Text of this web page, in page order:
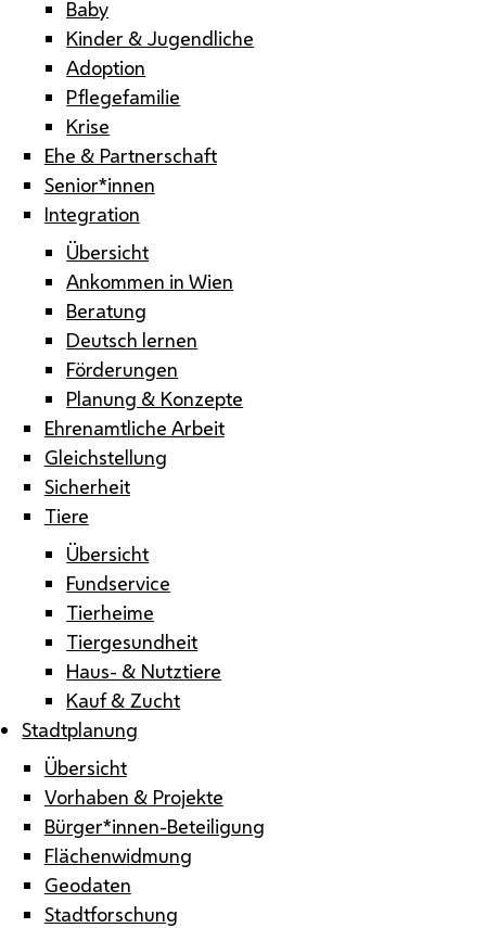
Baby
Kinder & Jugendliche
Adoption
Pflegefamilie
Krise
Ehe & Partnerschaft
Senior*innen
Integration
Übersicht
Ankommen in Wien
Beratung
Deutsch lernen
Förderungen
Planung & Konzepte
Ehrenamtliche Arbeit
Gleichstellung
Sicherheit
Tiere
Übersicht
Fundservice
Tierheime
Tiergesundheit
Haus- & Nutztiere
Kauf & Zucht
Stadtplanung
Übersicht
Vorhaben & Projekte
Bürger*innen-Beteiligung
Flächenwidmung
Geodaten
Stadtforschung